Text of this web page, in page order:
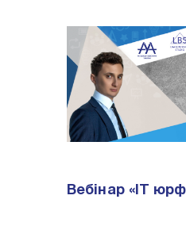
Вебінар «IT